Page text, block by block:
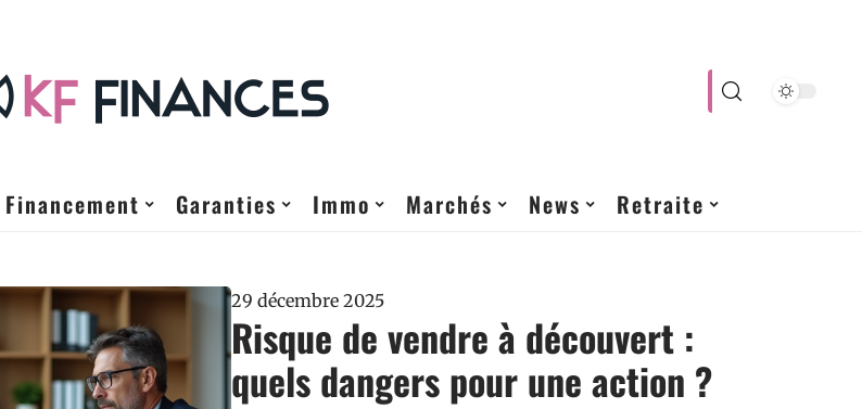
Financement Garanties Immo Marchés News Retraite
29 décembre 2025
Risque de vendre à découvert :
quels dangers pour une action ?